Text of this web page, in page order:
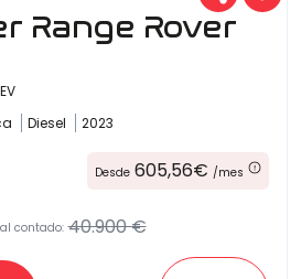
Range Rover
Diesel 2023
Desde 605,56€ /mes
contado: 40.900 €